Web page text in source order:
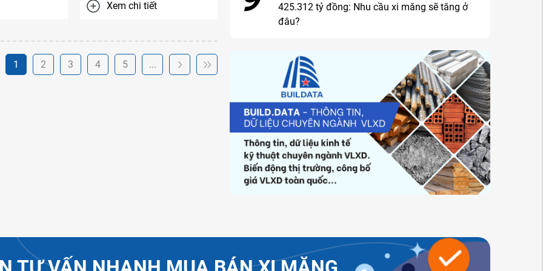
60 triệu tấn, tăng 12% so với
Xem chi tiết
1 2 3 4 5 ...
425.312 tỷ đồng: Nhu cầu xi măng sẽ tăng ở
đâu?